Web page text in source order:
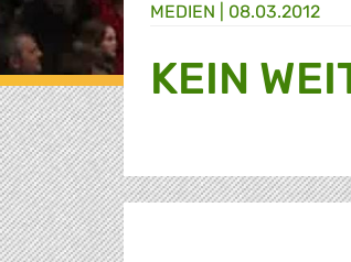
MEDIEN 08.03.2012
KEIN